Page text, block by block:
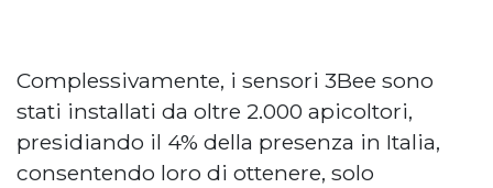
Complessivamente, i sensori 3Bee sono
stati installati da oltre 2.000 apicoltori,
presidiando il 4% della presenza in Italia,
consentendo loro di ottenere, solo